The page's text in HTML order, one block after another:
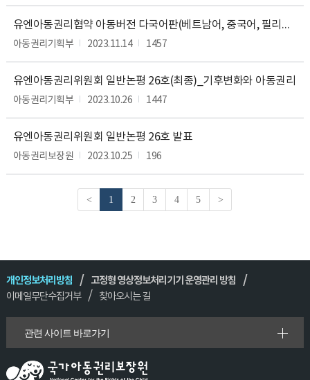
기,
공
방
법,
담
부
서,
연
처
를
다.
유엔아동권리협약 아동버전 다국어판(베트남어, 중국어, 필리핀어, 캄보디아어, 일본어)
아동권리기획부 2023.11.14 1457
유엔아동권리위원회 일반논평 26호(최종)_기후변화와 아동권리
아동권리기획부 2023.10.26 1447
유엔아동권리위원회 일반논평 26호 발표
아동권리보장원 2023.10.25 196
< 1 2 3 4 5 >
개인정보처리방침
고정형 영상정보처리기기 운영관리 방침
이메일무단수집거부
찾아오시는 길
관련 사이트 바로가기